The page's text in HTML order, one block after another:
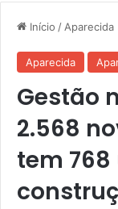
Início / Aparecida
Aparecida
Gestão
2.568
tem